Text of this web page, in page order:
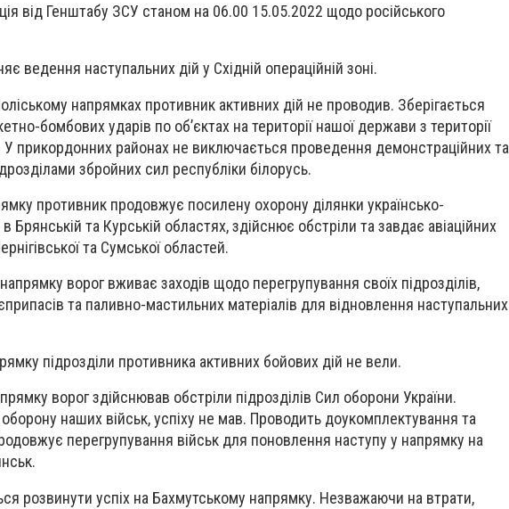
від Генштабу ЗСУ станом на 06.00 15.05.2022 щодо російського
ведення наступальних дій у Східній операційній зоні.
напрямках противник активних дій не проводив. Зберігається
бомбових ударів по об’єктах на території нашої держави з території
У прикордонних районах не виключається проведення демонстраційних та
збройних сил республіки білорусь.
противник продовжує посилену охорону ділянки українсько-
Брянській та Курській областях, здійснює обстріли та завдає авіаційних
та Сумської областей.
ворог вживає заходів щодо перегрупування своїх підрозділів,
та паливно-мастильних матеріалів для відновлення наступальних
підрозділи противника активних бойових дій не вели.
ворог здійснював обстріли підрозділів Сил оборони України.
наших військ, успіху не мав. Проводить доукомплектування та
перегрупування військ для поновлення наступу у напрямку на
розвинути успіх на Бахмутському напрямку. Незважаючи на втрати,